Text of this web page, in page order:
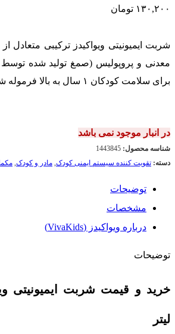
۱۳۰,۲۰۰ تومان
شربت ایمیونیتی ویواکیدز ترکیبی متعادل از
معدنی و پروپولیس (صمغ تولید شده
برای سلامت کودکان ۱ سال به بالا فرموله شده است.
در انبار موجود نمی باشد
شناسه محصول: 1443845
دسته: تقویت کننده سیستم ایمنی کودک, مادر و کودک,
توضیحات
مشخصات
درباره ویواکیدز (VivaKids)
توضیحات
لیتر